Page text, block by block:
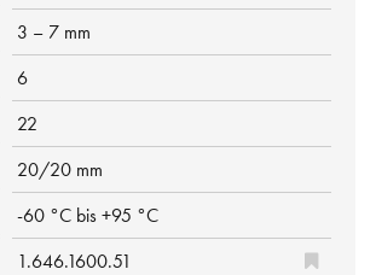
3 – 7 mm
6
22
20/20 mm
-60 °C bis +95 °C
1.646.1600.51